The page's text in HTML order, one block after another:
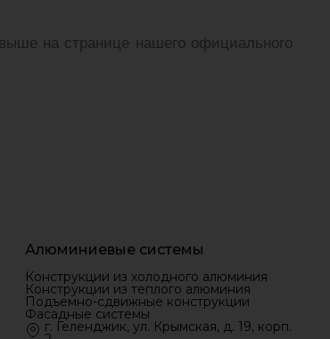
на странице нашего официального
Алюминиевые системы
Конструкции из холодного алюминия
Конструкции из теплого алюминия
Подъемно-сдвижные конструкции
Фасадные системы
г. Геленджик, ул. Крымская, д. 19, корп.